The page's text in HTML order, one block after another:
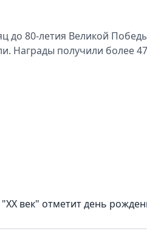
до 80-летия Великой
Награды получили более
век" отметит день